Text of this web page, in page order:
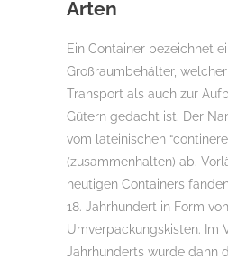
Arten
Ein Container bezeichnet
Großraumbehälter,
Transport als auch zur
Gütern gedacht ist. Der
vom lateinischen
(zusammenhalten) ab.
heutigen Containers
18. Jahrhundert in Form
Umverpackungskisten. Im
Jahrhunderts wurde dann